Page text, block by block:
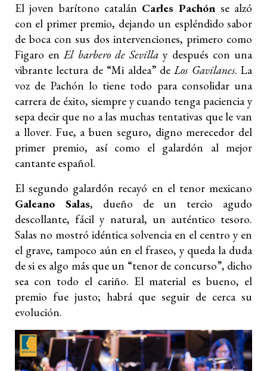
El joven barítono catalán Carles Pachón se alzó
con el primer premio, dejando un espléndido sabor
de boca con sus dos intervenciones, primero como
Figaro enEl barbero de Sevilla y después con una
vibrante lectura de “Mi aldea” deLos Gavilanes. La
voz de Pachón lo tiene todo para consolidar una
carrera de éxito, siempre y cuando tenga paciencia y
sepa decir que no a las muchas tentativas que le van
a llover. Fue, a buen seguro, digno merecedor del
primer premio, así como el galardón al mejor
cantante español.
El segundo galardón recayó en el tenor mexicano
Galeano Salas, dueño de un tercio agudo
descollante, fácil y natural, un auténtico tesoro.
Salas no mostró idéntica solvencia en el centro y en
el grave, tampoco aún en el fraseo, y queda la duda
de si es algo más que un “tenor de concurso”, dicho
sea con todo el cariño. El material es bueno, el
premio fue justo; habrá que seguir de cerca su
evolución.